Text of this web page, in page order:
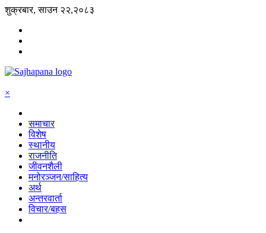
शुक्रबार, साउन २२,२०८३
×
समाचार
विशेष
स्थानीय
राजनीति
जीवनशैली
मनोरञ्जन/साहित्य
अर्थ
अन्तरवार्ता
विचार/बहस